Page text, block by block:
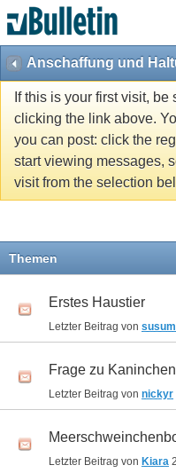
Anschaffung und
If this is your first visit,
clicking the link above.
you can post: click the
start viewing messages,
visit from the selection
Themen
Erstes Haustier
Letzter Beitrag von
Frage zu Kaninchen
Letzter Beitrag von nickyr
Letzter Beitrag von Kiara